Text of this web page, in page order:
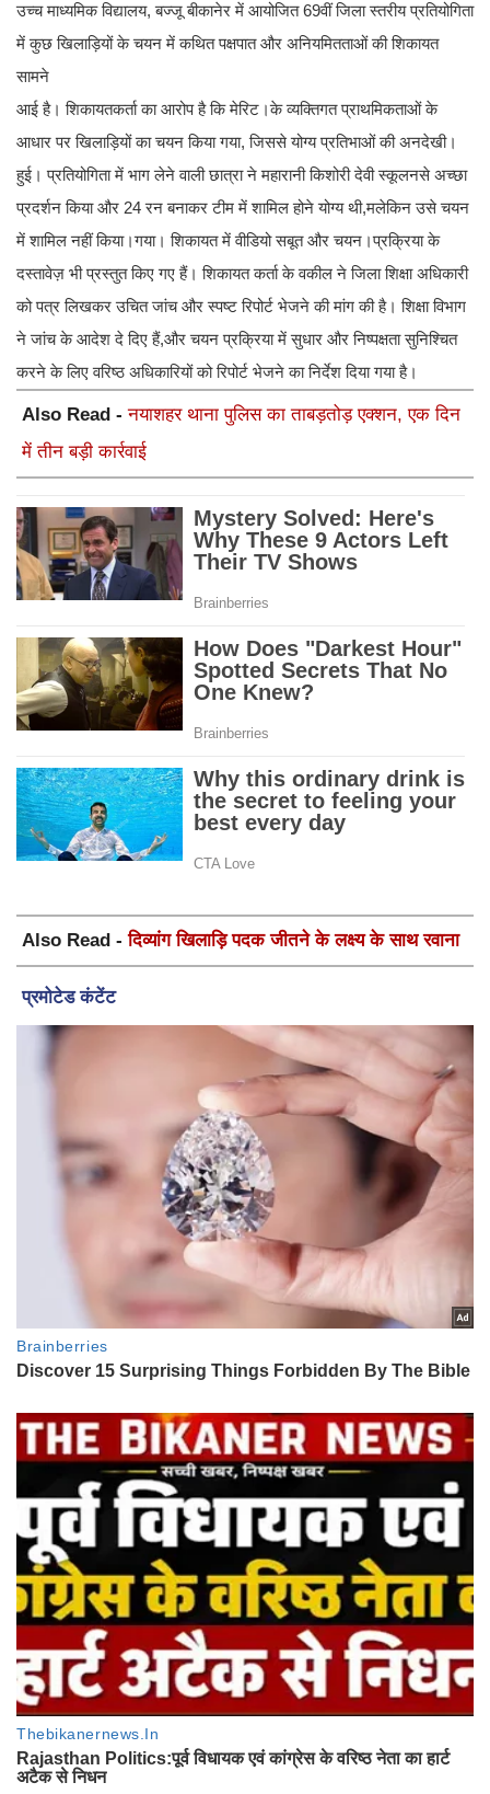
उच्च माध्यमिक विद्यालय, बज्जू बीकानेर में आयोजित 69वीं जिला स्तरीय प्रतियोगिता
में कुछ खिलाड़ियों के चयन में कथित पक्षपात और अनियमितताओं की शिकायत
सामने
आई है। शिकायतकर्ता का आरोप है कि मेरिट।के व्यक्तिगत प्राथमिकताओं के
आधार पर खिलाड़ियों का चयन किया गया, जिससे योग्य प्रतिभाओं की अनदेखी।
हुई। प्रतियोगिता में भाग लेने वाली छात्रा ने महारानी किशोरी देवी स्कूलनसे अच्छा
प्रदर्शन किया और 24 रन बनाकर टीम में शामिल होने योग्य थी,मलेकिन उसे चयन
में शामिल नहीं किया।गया। शिकायत में वीडियो सबूत और चयन।प्रक्रिया के
दस्तावेज़ भी प्रस्तुत किए गए हैं। शिकायत कर्ता के वकील ने जिला शिक्षा अधिकारी
को पत्र लिखकर उचित जांच और स्पष्ट रिपोर्ट भेजने की मांग की है। शिक्षा विभाग
ने जांच के आदेश दे दिए हैं,और चयन प्रक्रिया में सुधार और निष्पक्षता सुनिश्चित
करने के लिए वरिष्ठ अधिकारियों को रिपोर्ट भेजने का निर्देश दिया गया है।
Also Read -नयाशहर थाना पुलिस का ताबड़तोड़ एक्शन, एक दिन
में तीन बड़ी कार्रवाई
Also Read -दिव्यांग खिलाड़ि पदक जीतने के लक्ष्य के साथ रवाना